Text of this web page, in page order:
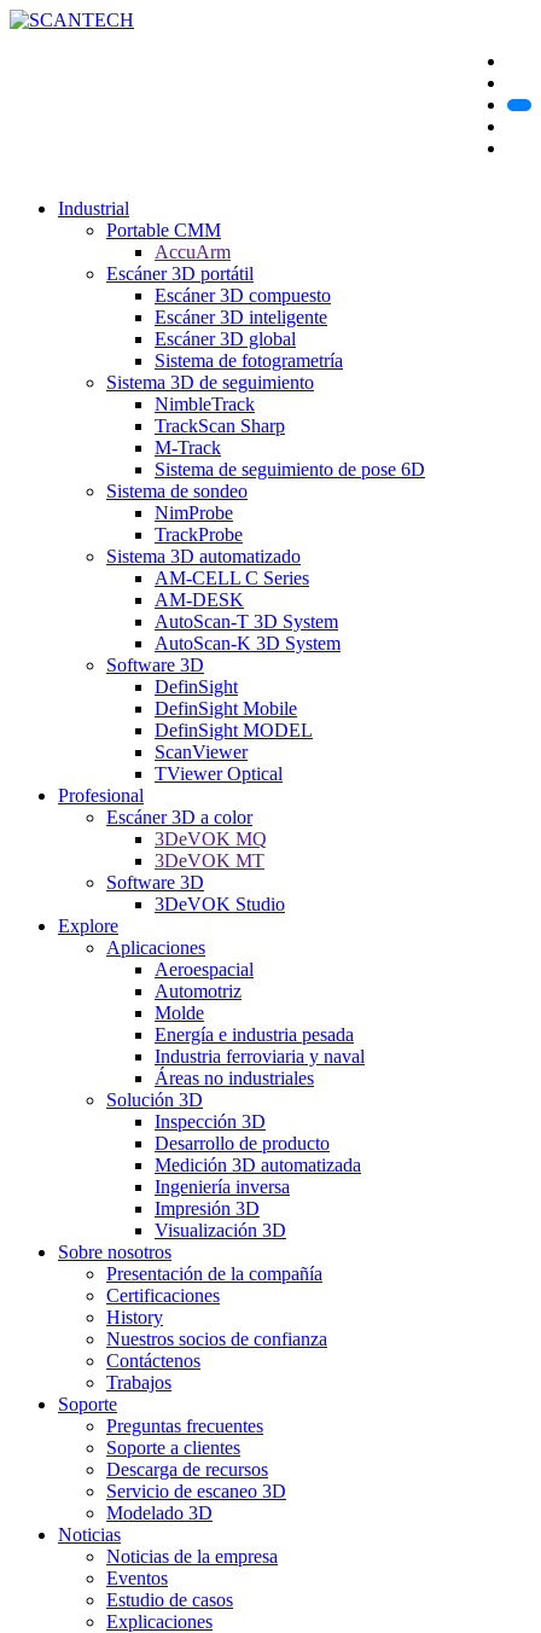
Industrial
Portable CMM
AccuArm
Escáner 3D portátil
Escáner 3D compuesto
Escáner 3D inteligente
Escáner 3D global
Sistema de fotogrametría
Sistema 3D de seguimiento
NimbleTrack
TrackScan Sharp
M-Track
Sistema de seguimiento de pose 6D
Sistema de sondeo
NimProbe
TrackProbe
Sistema 3D automatizado
AM-CELL C Series
AM-DESK
AutoScan-T 3D System
AutoScan-K 3D System
Software 3D
DefinSight
DefinSight Mobile
DefinSight MODEL
ScanViewer
TViewer Optical
Profesional
Escáner 3D a color
3DeVOK MQ
3DeVOK MT
Software 3D
3DeVOK Studio
Explore
Aplicaciones
Aeroespacial
Automotriz
Molde
Energía e industria pesada
Industria ferroviaria y naval
Áreas no industriales
Solución 3D
Inspección 3D
Desarrollo de producto
Medición 3D automatizada
Ingeniería inversa
Impresión 3D
Visualización 3D
Sobre nosotros
Presentación de la compañía
Certificaciones
History
Nuestros socios de confianza
Contáctenos
Trabajos
Soporte
Preguntas frecuentes
Soporte a clientes
Descarga de recursos
Servicio de escaneo 3D
Modelado 3D
Noticias
Noticias de la empresa
Eventos
Estudio de casos
Explicaciones